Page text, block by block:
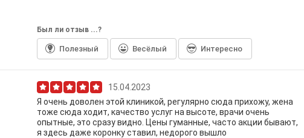
Был ли отзыв ...?
Полезный Весёлый Интересно
15.04.2023
Я очень доволен этой клиникой, регулярно сюда прихожу, жена
тоже сюда ходит, качество услуг на высоте, врачи очень
опытные, это сразу видно. Цены гуманные, часто акции бывают,
я здесь даже коронку ставил, недорого вышло